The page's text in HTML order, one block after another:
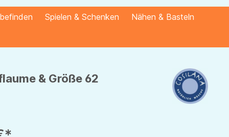
Spielen & Schenken
Nähen & Basteln
& Größe 62